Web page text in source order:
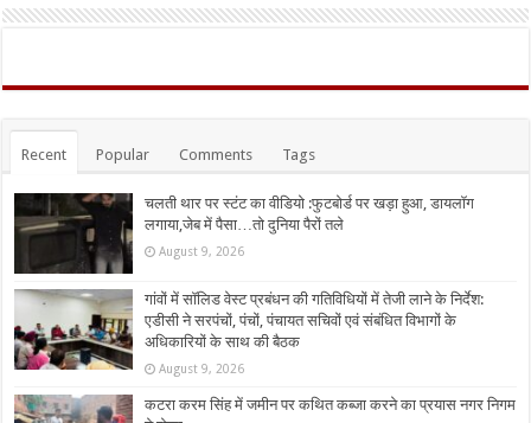
Recent Popular Comments Tags
चलती थार पर स्टंट का वीडियो :फुटबोर्ड पर खड़ा हुआ, डायलॉग
लगाया,जेब में पैसा…तो दुनिया पैरों तले
August 9, 2026
गांवों में सॉलिड वेस्ट प्रबंधन की गतिविधियों में तेजी लाने के निर्देश:
एडीसी ने सरपंचों, पंचों, पंचायत सचिवों एवं संबंधित विभागों के
अधिकारियों के साथ की बैठक
August 9, 2026
कटरा करम सिंह में जमीन पर कथित कब्जा करने का प्रयास नगर निगम